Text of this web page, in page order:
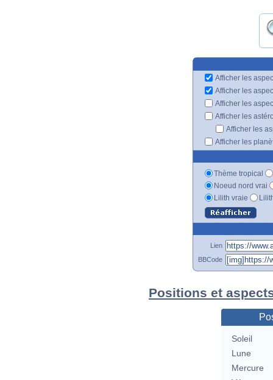
Afficher les
Afficher les
Afficher les
Afficher les
Afficher les
Afficher les
Thème tropical
Noeud nord vrai
Lilith vraie
Lien
BBCode
Positions et
Soleil
Lune
Mercure